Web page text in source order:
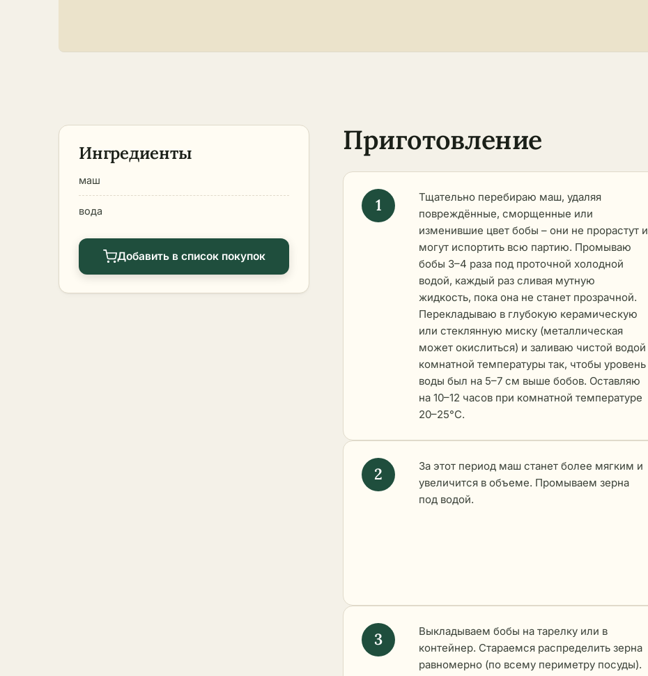
Ингредиенты
маш
вода
Добавить в список покупок
Приготовление
Тщательно перебираю маш, удаляя
повреждённые, сморщенные или
изменившие цвет бобы – они не прорастут и
могут испортить всю партию. Промываю
бобы 3–4 раза под проточной холодной
водой, каждый раз сливая мутную
жидкость, пока она не станет прозрачной.
Перекладываю в глубокую керамическую
или стеклянную миску (металлическая
может окислиться) и заливаю чистой водой
комнатной температуры так, чтобы уровень
воды был на 5–7 см выше бобов. Оставляю
на 10–12 часов при комнатной температуре
20–25°C.
За этот период маш станет более мягким и
увеличится в объеме. Промываем зерна
под водой.
Выкладываем бобы на тарелку или в
контейнер. Стараемся распределить зерна
равномерно (по всему периметру посуды).